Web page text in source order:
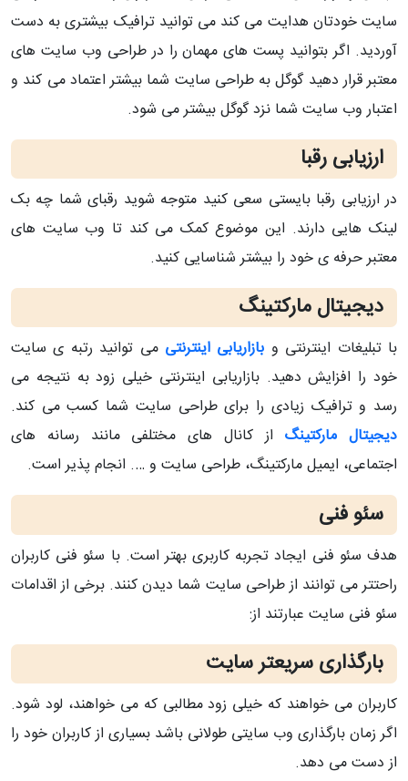
سایت خودتان هدایت می کند می توانید ترافیک بیشتری به دست
آوردید. اگر بتوانید پست های مهمان را در طراحی وب سایت های
معتبر قرار دهید گوگل به طراحی سایت شما بیشتر اعتماد می کند و
اعتبار وب سایت شما نزد گوگل بیشتر می شود.
ارزیابی رقبا
در ارزیابی رقبا بایستی سعی کنید متوجه شوید رقبای شما چه بک
لینک هایی دارند. این موضوع کمک می کند تا وب سایت های
معتبر حرفه ی خود را بیشتر شناسایی کنید.
دیجیتال مارکتینگ
با تبلیغات اینترنتی و بازاریابی اینترنتی می توانید رتبه ی سایت
خود را افزایش دهید. بازاریابی اینترنتی خیلی زود به نتیجه می
رسد و ترافیک زیادی را برای طراحی سایت شما کسب می کند.
دیجیتال مارکتینگ از کانال های مختلفی مانند رسانه های
اجتماعی، ایمیل مارکتینگ، طراحی سایت و …. انجام پذیر است.
سئو فنی
هدف سئو فنی ایجاد تجربه کاربری بهتر است. با سئو فنی کاربران
راحتتر می توانند از طراحی سایت شما دیدن کنند. برخی از اقدامات
سئو فنی سایت عبارتند از:
بارگذاری سریعتر سایت
کاربران می خواهند که خیلی زود مطالبی که می خواهند، لود شود.
اگر زمان بارگذاری وب سایتی طولانی باشد بسیاری از کاربران خود را
از دست می دهد.